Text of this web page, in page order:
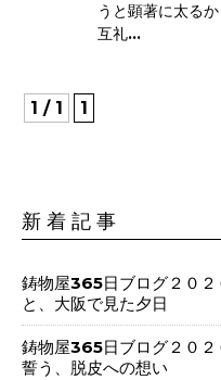
うと顕著に太る
互礼...
1 / 1 1
新 着 記 事
鋳物屋365日ブログ２０
と、大阪で見た夕日
鋳物屋365日ブログ２０
誓う、脱皮への想い